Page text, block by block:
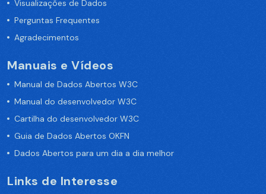
Visualizações de Dados
Perguntas Frequentes
Agradecimentos
Manuais e Vídeos
Manual de Dados Abertos W3C
Manual do desenvolvedor W3C
Cartilha do desenvolvedor W3C
Guia de Dados Abertos OKFN
Dados Abertos para um dia a dia melhor
Links de Interesse